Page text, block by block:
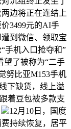
边将正在连结上
3499元的AI手
到微信、领取宝
手机入口抢夺和”
望了被称为“二手
努比亚M153手机
下缺货，线上溢
着豆包被多款支
12月10日，国度
持续恢复，居平